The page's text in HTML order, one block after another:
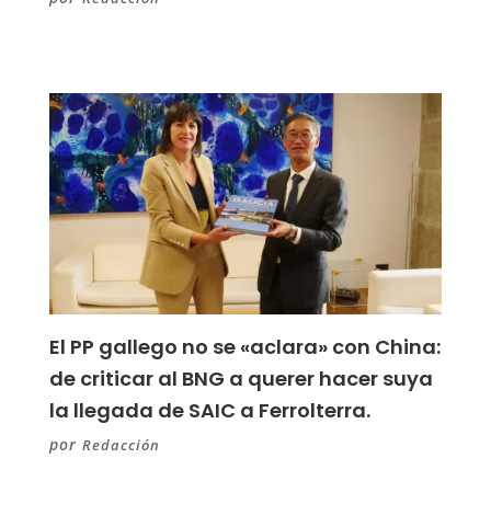
El PP gallego no se «aclara» con China:
de criticar al BNG a querer hacer suya
la llegada de SAIC a Ferrolterra.
por Redacción